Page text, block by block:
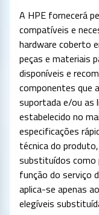
A HPE fornecerá
compatíveis e
hardware coberto
peças e materiais
disponíveis e
componentes que
suportada e/ou as
estabelecido no
especificações
técnica do
substituídos como
função do serviço
aplica-se apenas
elegíveis